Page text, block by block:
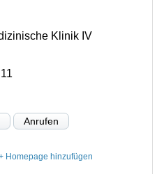
Klinik IV
Anrufen
Homepage hinzufügen